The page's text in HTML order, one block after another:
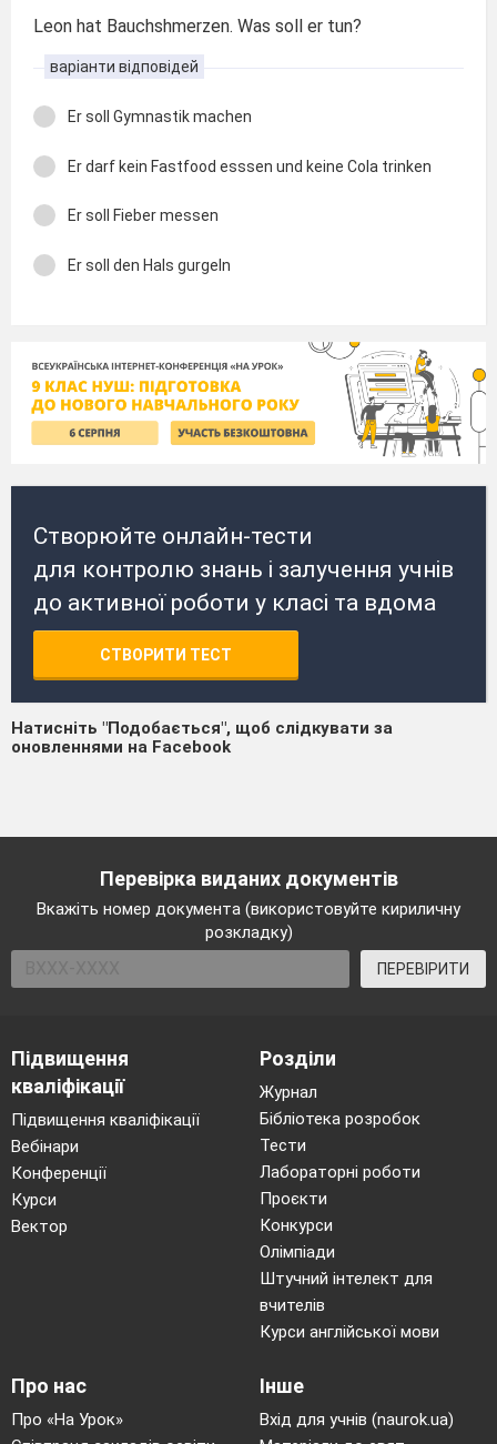
Leon hat Bauchshmerzen. Was soll er tun?
варіанти відповідей
Er soll Gymnastik machen
Er darf kein Fastfood esssen und keine Cola trinken
Er soll Fieber messen
Er soll den Hals gurgeln
Створюйте онлайн-тести
для контролю знань і залучення учнів
до активної роботи у класі та вдома
СТВОРИТИ ТЕСТ
Натисніть "Подобається", щоб слідкувати за
оновленнями на Facebook
Перевірка виданих документів
Вкажіть номер документа (використовуйте кириличну
розкладку)
ПЕРЕВІРИТИ
Підвищення
кваліфікації
Підвищення кваліфікації
Вебінари
Конференції
Курси
Вектор
Розділи
Журнал
Бібліотека розробок
Тести
Лабораторні роботи
Проєкти
Конкурси
Олімпіади
Штучний інтелект для
вчителів
Курси англійської мови
Про нас
Про «На Урок»
Інше
Вхід для учнів (naurok.ua)